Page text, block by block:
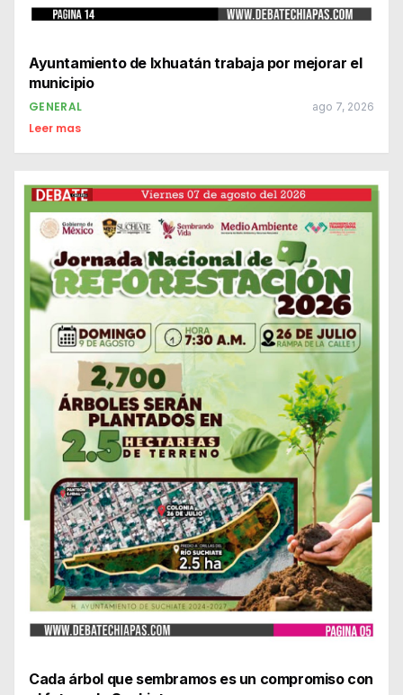
Ayuntamiento de Ixhuatán trabaja por mejorar el
municipio
GENERAL ago 7, 2026
Leer mas
Cada árbol que sembramos es un compromiso con